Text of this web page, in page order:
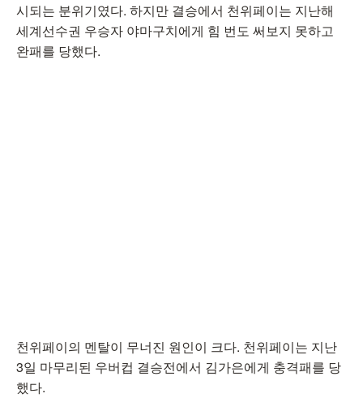
시되는 분위기였다. 하지만 결승에서 천위페이는 지난해
세계선수권 우승자 야마구치에게 힘 번도 써보지 못하고
완패를 당했다.
천위페이의 멘탈이 무너진 원인이 크다. 천위페이는 지난
3일 마무리된 우버컵 결승전에서 김가은에게 충격패를 당
했다.